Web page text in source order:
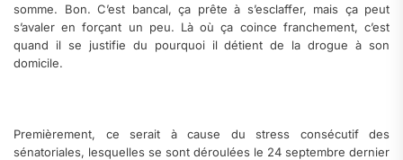
somme. Bon. C’est bancal, ça prête à s’esclaffer, mais ça peut
s’avaler en forçant un peu. Là où ça coince franchement, c’est
quand il se justifie du pourquoi il détient de la drogue à son
domicile.
Premièrement, ce serait à cause du stress consécutif des
sénatoriales, lesquelles se sont déroulées le 24 septembre dernier